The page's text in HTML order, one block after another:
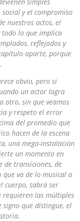
y el compromiso
nuestros actos, el
todo lo que implica
reflejados y
aparte, porque
obvio, pero si
un actor logra
otro, sin que veamos
y respeto el error
del promedio que
hacen de la escena
una mega-instalación
un momento en
de transiciones, de
que va de lo musical a
cuerpo, sabrá ser
requieren las múltiples
signo que distingue, el